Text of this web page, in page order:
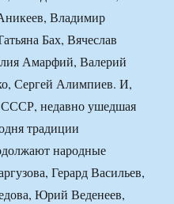
Владимир
Бах, Вячеслав
Амарфий, Валерий
Сергей Алимпиев. И,
СССР, недавно ушедшая
традиции
народные
Герард Васильев,
Юрий Веденеев,